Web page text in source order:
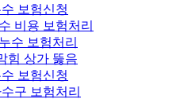
보험신청
비용 보험처리
수 보험처리
힘 상가 뚫음
보험신청
구 보험처리